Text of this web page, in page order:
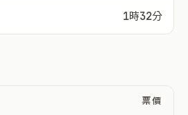
1時32分
票價